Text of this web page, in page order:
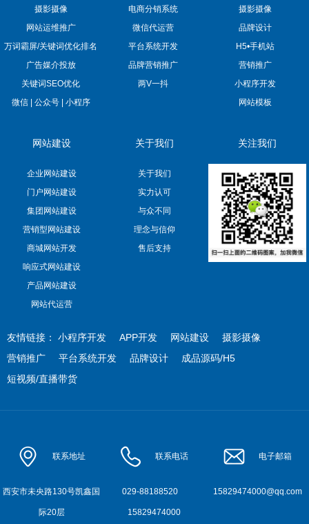
摄影摄像
电商分销系统
网站运维推广
微信代运营
万词霸屏/关键词优化排名
平台系统开发
广告媒介投放
品牌营销推广
关键词SEO优化
两V一抖
微信 | 公众号 | 小程序
摄影摄像
品牌设计
H5•手机站
营销推广
小程序开发
网站模板
网站建设
企业网站建设
门户网站建设
集团网站建设
营销型网站建设
商城网站开发
响应式网站建设
产品网站建设
网站代运营
关于我们
关于我们
实力认可
与众不同
理念与信仰
售后支持
关注我们
友情链接： 小程序开发 APP开发 网站建设
摄影摄像
营销推广
平台系统开发 品牌设计
成品源码/H5
短视频/直播带货
联系地址
西安市未央路130号凯鑫国
际20层
联系电话
029-88188520
15829474000
电子邮箱
15829474000@qq.com